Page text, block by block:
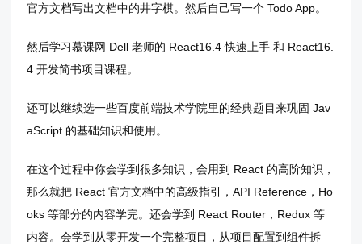
官方文档写出文档中的井字棋。然后自己写一个 Todo App。
然后学习慕课网 Dell 老师的 React16.4 快速上手 和 React16.
4 开发简书项目课程。
还可以继续选一些百度前端技术学院里的经典题目来巩固 Jav
aScript 的基础知识和使用。
在这个过程中你会学到很多知识，会用到 React 的高阶知识，
那么就把 React 官方文档中的高级指引，API Reference，Ho
oks 等部分的内容学完。还会学到 React Router，Redux 等
内容。会学到从零开发一个完整项目，从项目配置到组件拆